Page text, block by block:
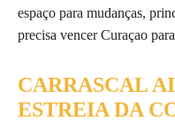
espaço para mudanças,
precisa vencer Curaçao
CARRASCAL
ESTREIA DA